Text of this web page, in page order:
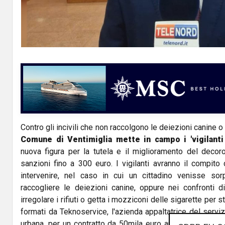
Contro gli incivili che non raccolgono le deiezioni canine
Comune di Ventimiglia mette in campo i
nuova figura per la tutela e il miglioramento del
sanzioni fino a 300 euro. I vigilanti avranno il
intervenire, nel caso in cui un cittadino venisse
raccogliere le deiezioni canine, oppure nei confronti
irregolare i rifiuti o getta i mozziconi delle sigarette per
formati da Teknoservice, l'azienda appaltatrice del